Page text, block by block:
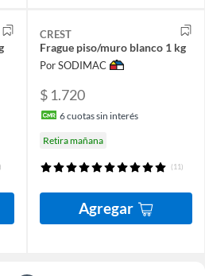
CREST
Frague piso/muro blanco 1 kg
Por SODIMAC
$ 1.720
6cuotas sin interés
Retira mañana
(11)
Agregar